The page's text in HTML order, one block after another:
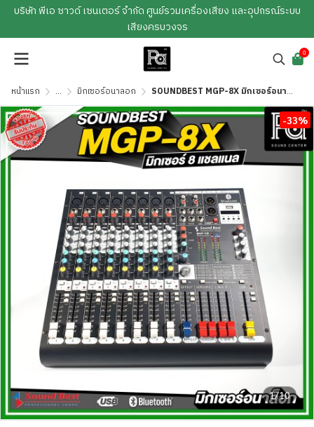
บริษัท พีเอ ซาวด์ เซนเตอร์ จำกัด ศูนย์รวมเครื่องเสียง และอุปกรณ์ระบบ
เสียงครบวงจร
0
หน้าแรก ... มิกเซอร์อนาลอก SOUNDBEST MGP-8X มิกเซอร์อนาลอก 8 ชาแนล เอฟเฟ็กแท้ 16 โปรแกรม ครบทุกฟังชั่นการใช้งาน
1/10
-33%